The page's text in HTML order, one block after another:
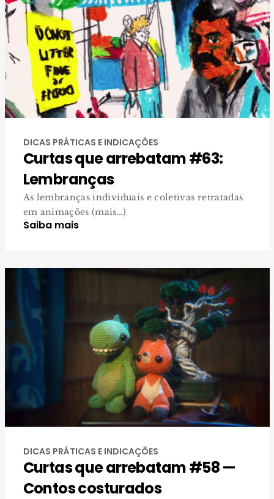
DICAS PRÁTICAS E INDICAÇÕES
Curtas que arrebatam #63:
Lembranças
As lembranças individuais e coletivas retratadas
em animações (mais…)
Saiba mais
DICAS PRÁTICAS E INDICAÇÕES
Curtas que arrebatam #58 —
Contos costurados